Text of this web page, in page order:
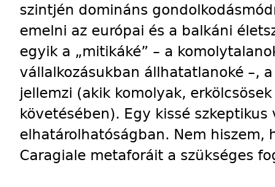
szintjén domináns
emelni az európai és a balkáni
egyik a „mitikáké” – a
vállalkozásukban állhatatlanoké –,
jellemzi (akik komolyak,
követésében). Egy kissé
elhatárolhatóságban. Nem hiszem,
Caragiale metaforáit a szükséges